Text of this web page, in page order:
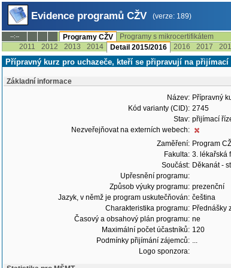
Evidence programů CŽV (verze: 189)
--:-- Programy CŽV
Programy s mikrocertifikátem
2011
2012 2013 2014 Detail 2015/2016 2016 2017
Přípravný kurz pro uchazeče, kteří se připravují na přijímací
Základní informace
Název: Přípravný
Kód varianty (CID): 2745
Stav: přijímací
Nezveřejňovat na externích webech:
Zaměření: Program
Fakulta: 3. lékařská
Součást: Děkanát -
Upřesnění programu:
Způsob výuky programu: prezenční
Jazyk, v němž je program uskutečňován: čeština
Charakteristika programu: Přednášky
Časový a obsahový plán programu: ne
Maximální počet účastníků: 120
Podmínky přijímání zájemců: ...
Logo sponzora: